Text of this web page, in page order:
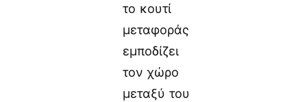
το κουτί
μεταφοράς
εμποδίζει
τον χώρο
μεταξύ του